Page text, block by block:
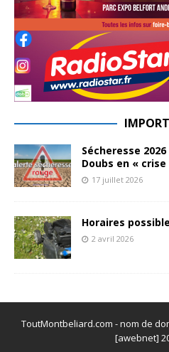
Sécheresse
Doubs en «
17 juillet 2026
Horaires
2 avril 2026
ToutMontbeliard.com - nom de
[awebnet]